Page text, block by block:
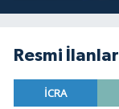
Resmi İlanlar